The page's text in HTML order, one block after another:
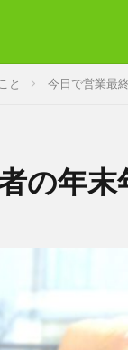
と 今日で営業最
の年